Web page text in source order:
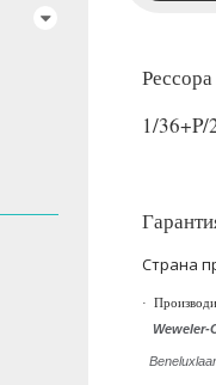
1/
Страна
·
Weweler-